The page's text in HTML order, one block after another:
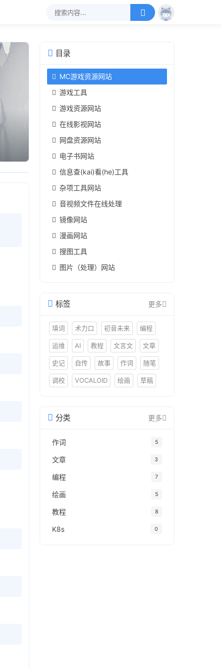
目录
MC游戏资源网站
游戏工具
游戏资源网站
在线影视网站
网盘资源网站
电子书网站
信息查(kai)看(he)工具
杂项工具网站
音视频文件在线处理
镜像网站
漫画网站
搜图工具
图片（处理）网站
标签 更多
填词 术力口 初音未来 编程
运维 AI 教程 文言文 文章
史记 自传 故事 作词 随笔
调校 VOCALOID 绘画 草稿
分类 更多
作词 5
文章 3
编程 7
绘画 5
教程 8
K8s 0